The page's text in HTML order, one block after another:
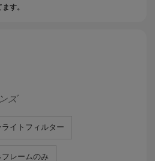
す。
ズ
ライトフィルター
フレームのみ